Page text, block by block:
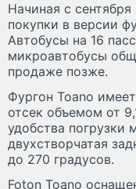
Начиная с
покупки в версии
Автобусы на 16
микроавтобусы
продаже позже.
Фургон Toano
отсек объемом от
удобства погрузки
двухстворчатая
до 270 градусов.
Foton Toano